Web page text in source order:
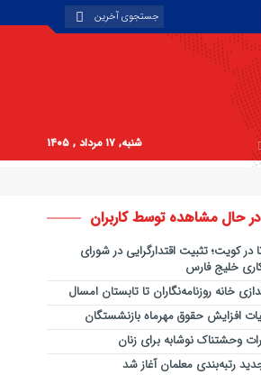
شنبه, ۱۷ مرداد , ۱۴۰۵
در حال مشاهده توسط کاربران
در کویت؛ تثبیت اقتدارگرایی در شورای
خلیج فارس
خانه روزنامه‌نگاران تا تابستان امسال
افزایش حقوق مهرماه بازنشستگان
وحشتناک نوشابه برای زنان
رتبه‌بندی معلمان آغاز شد